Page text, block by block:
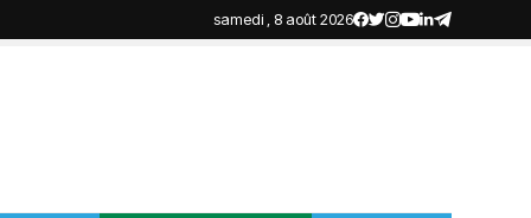
samedi , 8 août 2026